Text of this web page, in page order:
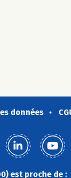
données
est proche de :